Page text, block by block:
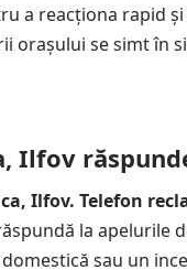
a reacționa rapid
orașului se simt în
Ilfov
Ilfov. Telefon
la
sau un